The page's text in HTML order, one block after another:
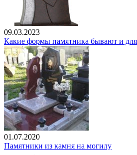
09.03.2023
Какие формы памятника бывают и для
01.07.2020
Памятники из камня на могилу